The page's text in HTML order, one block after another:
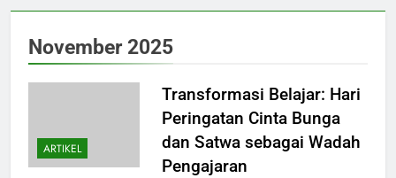
November 2025
ARTIKEL
Transformasi Belajar: Hari
Peringatan Cinta Bunga
dan Satwa sebagai Wadah
Pengajaran